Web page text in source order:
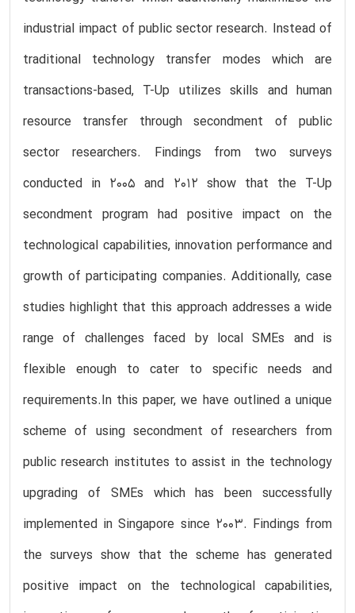
industrial impact of public sector research. Instead of
traditional technology transfer modes which are
transactions-based, T-Up utilizes skills and human
resource transfer through secondment of public
sector researchers. Findings from two surveys
conducted in 2005 and 2012 show that the T-Up
secondment program had positive impact on the
technological capabilities, innovation performance and
growth of participating companies. Additionally, case
studies highlight that this approach addresses a wide
range of challenges faced by local SMEs and is
flexible enough to cater to specific needs and
requirements.In this paper, we have outlined a unique
scheme of using secondment of researchers from
public research institutes to assist in the technology
upgrading of SMEs which has been successfully
implemented in Singapore since 2003. Findings from
the surveys show that the scheme has generated
positive impact on the technological capabilities,